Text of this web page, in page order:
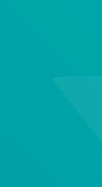
Adja meg
kollégáink